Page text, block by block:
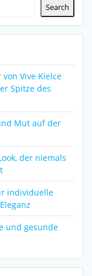
Search
Vive Kielce
Spitze des
Mut auf der
der niemals
individuelle
und gesunde